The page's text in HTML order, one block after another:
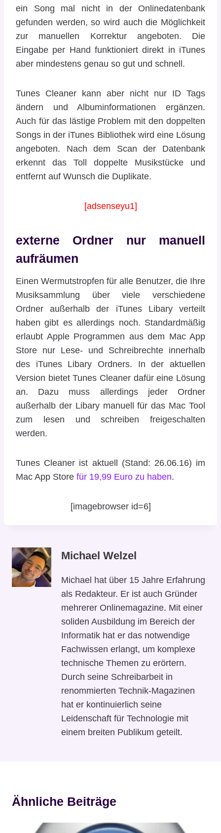
ein Song mal nicht in der Onlinedatenbank
gefunden werden, so wird auch die Möglichkeit
zur manuellen Korrektur angeboten. Die
Eingabe per Hand funktioniert direkt in iTunes
aber mindestens genau so gut und schnell.
Tunes Cleaner kann aber nicht nur ID Tags
ändern und Albuminformationen ergänzen.
Auch für das lästige Problem mit den doppelten
Songs in der iTunes Bibliothek wird eine Lösung
angeboten. Nach dem Scan der Datenbank
erkennt das Toll doppelte Musikstücke und
entfernt auf Wunsch die Duplikate.
[adsenseyu1]
externe Ordner nur manuell
aufräumen
Einen Wermutstropfen für alle Benutzer, die Ihre
Musiksammlung über viele verschiedene
Ordner außerhalb der iTunes Libary verteilt
haben gibt es allerdings noch. Standardmäßig
erlaubt Apple Programmen aus dem Mac App
Store nur Lese- und Schreibrechte innerhalb
des iTunes Libary Ordners. In der aktuellen
Version bietet Tunes Cleaner dafür eine Lösung
an. Dazu muss allerdings jeder Ordner
außerhalb der Libary manuell für das Mac Tool
zum lesen und schreiben freigeschalten
werden.
Tunes Cleaner ist aktuell (Stand: 26.06.16) im
Mac App Store für 19,99 Euro zu haben.
[imagebrowser id=6]
Michael Welzel
Michael hat über 15 Jahre Erfahrung
als Redakteur. Er ist auch Gründer
mehrerer Onlinemagazine. Mit einer
soliden Ausbildung im Bereich der
Informatik hat er das notwendige
Fachwissen erlangt, um komplexe
technische Themen zu erörtern.
Durch seine Schreibarbeit in
renommierten Technik-Magazinen
hat er kontinuierlich seine
Leidenschaft für Technologie mit
einem breiten Publikum geteilt.
Ähnliche Beiträge